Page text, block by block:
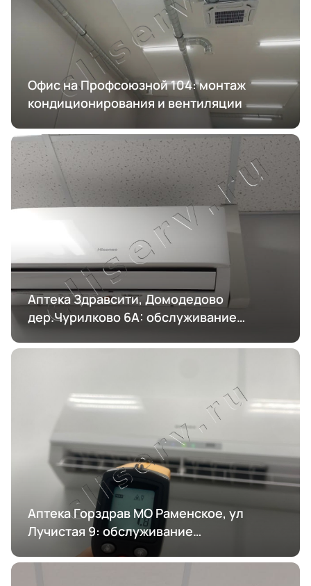
Офис на Профсоюзной 104: монтаж
кондиционирования и вентиляции
Аптека Здравсити, Домодедово
дер.Чурилково 6А: обслуживание
Аптека Горздрав МО Раменское, ул
Лучистая 9: обслуживание
кондиционирования